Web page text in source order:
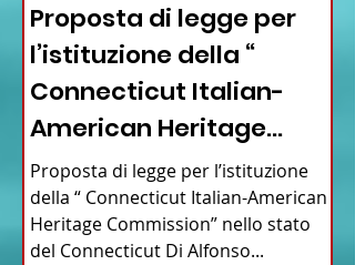
Proposta di legge per
l’istituzione della “
Connecticut Italian-
American Heritage
Commission” nello stato
del Connecticut
Proposta di legge per l’istituzione
della “ Connecticut Italian-American
Heritage Commission” nello stato
del Connecticut Di Alfonso...